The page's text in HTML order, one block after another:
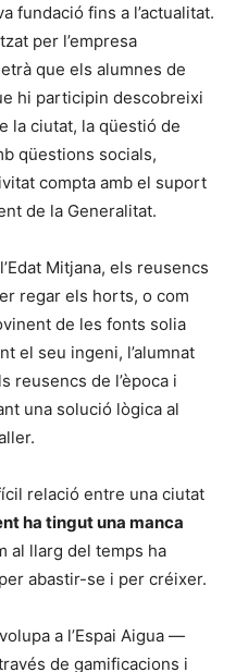
fundació fins a l’actualitat.
per l’empresa
que els alumnes de
hi participin descobreixi
la ciutat, la qüestió de
qüestions socials,
compta amb el suport
de la Generalitat.
Mitjana, els reusencs
regar els horts, o com
de les fonts solia
el seu ingeni, l’alumnat
reusencs de l’època i
una solució lògica al
relació entre una ciutat
ha tingut una manca
al llarg del temps ha
abastir-se i per créixer.
a l’Espai Aigua —
de gamificacions i